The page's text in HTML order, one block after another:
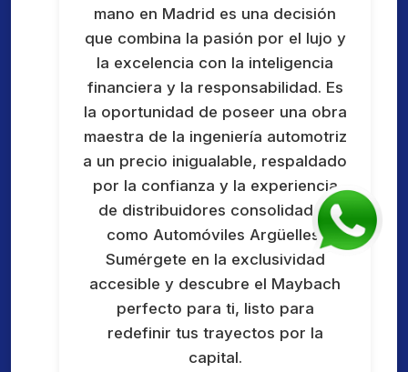
mano en Madrid es una decisión
que combina la pasión por el lujo y
la excelencia con la inteligencia
financiera y la responsabilidad. Es
la oportunidad de poseer una obra
maestra de la ingeniería automotriz
a un precio inigualable, respaldado
por la confianza y la experiencia
de distribuidores consolidados
como Automóviles Argüelles.
Sumérgete en la exclusividad
accesible y descubre el Maybach
perfecto para ti, listo para
redefinir tus trayectos por la
capital.